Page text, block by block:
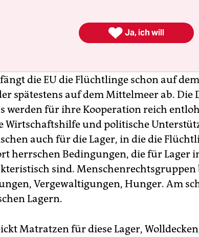
auf Routen, die noch gefährlicher sind,
den offenen Atlantik führen.
die EU die Flüchtlinge schon auf
spätestens auf dem Mittelmeer ab. Die
werden für ihre Kooperation reich
Wirtschaftshilfe und politische
auch für die Lager, in die die
herrschen Bedingungen, die für Lager
sind.
Vergewaltigungen, Hunger. Am
Lagern.
Matratzen für diese Lager,
 Ja, ich will